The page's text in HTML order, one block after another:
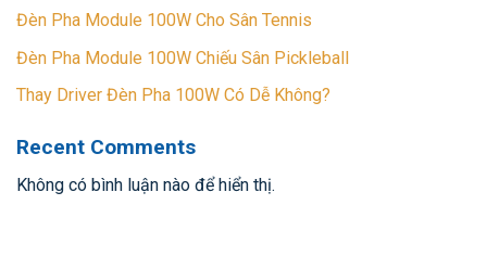
Đèn Pha Module 100W Cho Sân Tennis
Đèn Pha Module 100W Chiếu Sân Pickleball
Thay Driver Đèn Pha 100W Có Dễ Không?
Recent Comments
Không có bình luận nào để hiển thị.